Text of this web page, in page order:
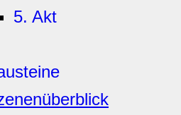
5. Akt